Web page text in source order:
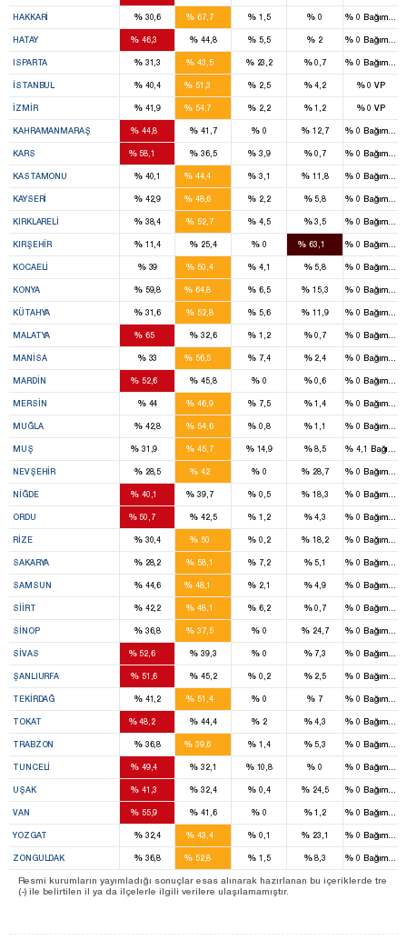
HAKKARI %30,6 % 67,7 % 1,5 % 0 % 0 Bağımsız
HATAY %46,3 % 44,8 % 5,5 % 2 % 0 Bağımsız
ISPARTA %31,3 % 43,5 %23,2 %0,7 % 0 Bağımsız
İSTANBUL %40,4 %51,3 % 2,5 %4,2 %0VP
İZMIR %41,9 %54,7 % 2,2 %1,2 %0VP
KAHRAMANMARAŞ %44,8 % 41,7 %0 % 12,7 % 0 Bağımsız
KARS %58,1 % 36,5 % 3,9 %0,7 % 0 Bağımsız
KASTAMONU %40,1 %44,4 % 3,1 % 11,8 % 0 Bağımsız
KAYSERI %42,9 %48,6 % 2,2 %5,8 % 0 Bağımsız
KIRKLARELI %38,4 % 52,7 % 4,5 %3,5 % 0 Bağımsız
KIRŞEHIR %11,4 % 25,4 %0 % 63,1 % 0 Bağımsız
KOCAELI %39 % 50,4 % 4,1 %5,8 % 0 Bağımsız
KONYA %59,8 %64,8 % 6,5 % 15,3 % 0 Bağımsız
KÜTAHYA %31,6 % 52,8 % 5,6 % 11,9 % 0 Bağımsız
MALATYA %65 % 32,6 % 1,2 %0,7 % 0 Bağımsız
MANISA %33 %56,5 % 7,4 %2,4 % 0 Bağımsız
MARDIN %52,6 % 45,8 %0 %0,6 % 0 Bağımsız
MERSIN %44 % 46,9 % 7,5 %1,4 % 0 Bağımsız
MUĞLA %42,8 % 54,6 % 0,8 %1,1 % 0 Bağımsız
MUŞ %31,9 % 45,7 %14,9 %8,5 % 4,1
NEVŞEHIR %28,5 % 42 %0 % 28,7 % 0 Bağımsız
NIĞDE %40,1 % 39,7 % 0,5 % 18,3 % 0 Bağımsız
ORDU %50,7 % 42,5 % 1,2 %4,3 % 0 Bağımsız
RIZE %30,4 % 50 % 0,2 % 18,2 % 0 Bağımsız
SAKARYA %28,2 % 58,1 % 7,2 %5,1 % 0 Bağımsız
SAMSUN %44,6 %48,1 % 2,1 %4,9 % 0 Bağımsız
SIIRT %42,2 % 48,1 % 6,2 %0,7 % 0 Bağımsız
SINOP %36,8 % 37,5 %0 % 24,7 % 0 Bağımsız
SIVAS %52,6 % 39,3 %0 %7,3 % 0 Bağımsız
ŞANLIURFA %51,6 % 45,2 % 0,2 %2,5 % 0 Bağımsız
TEKIRDAĞ %41,2 % 51,4 %0 % 7 % 0 Bağımsız
TOKAT %48,2 % 44,4 %2 %4,3 % 0 Bağımsız
TRABZON %36,8 %39,6 % 1,4 %5,3 % 0 Bağımsız
TUNCELI %49,4 % 32,1 %10,8 % 0 % 0 Bağımsız
UŞAK %41,3 % 32,4 % 0,4 % 24,5 % 0 Bağımsız
VAN %55,9 % 41,6 %0 %1,2 % 0 Bağımsız
YOZGAT %32,4 % 43,4 % 0,1 % 23,1 % 0 Bağımsız
ZONGULDAK %36,8 %52,8 % 1,5 %8,3 % 0 Bağımsız
Resmi kurumların yayımladığı sonuçlar esas alınarak hazırlanan bu içeriklerde tre
(-) ile belirtilen il ya da ilçelerle ilgili verilere ulaşılamamıştır.